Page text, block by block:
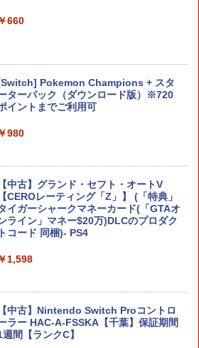
天堂 マリオカート ワールド【Switch
】 BEEPAAAAA [BEEPAAAAA]
￥8,960
任天堂 【Switch2】マリオカート ワール
ド [BEE-P-AAAAA NSW2 マリオカ-ト
-ルド]
￥8,970
Switch 2 オールインボックス
9,073
典】「赤兎鐙『真・三國無双2』レトロ
スタイル」DLC)
特典】ファイナルファンタジー レゾナ
かけだし騎士の応援パック・かけだし騎
6,526
ドン ストライク 5 デラックスエディシ
ョン
￥6,628
特典】ドラゴンクエストモンスターズ
枯れ木の国のビアンカ・フローラ P
￥660
Pokemon Champions + スタ
ターパック（ダウンロード版）※720
イントまでご利用可
￥980
【中古】グランド・セフト・オートV
【CEROレーティング「Z」】 (「特典」
イガーシャークマネーカード(「GTAオ
ライン」マネー$20万)DLCのプロダク
トコード 同梱)- PS4
￥1,598
【中古】Nintendo Switch Proコントロ
ラー HAC-A-FSSKA【千葉】保証期間
週間【ランクC】